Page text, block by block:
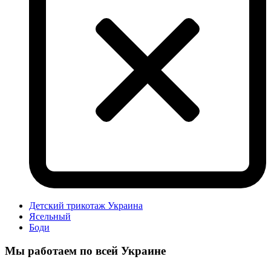
Детский трикотаж Украина
Ясельный
Боди
Мы работаем по всей Украине